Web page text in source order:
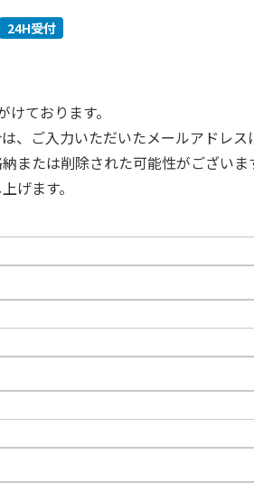
24H受付
ております。
、ご入力いただいたメールアドレ
または削除された可能性がござい
げます。